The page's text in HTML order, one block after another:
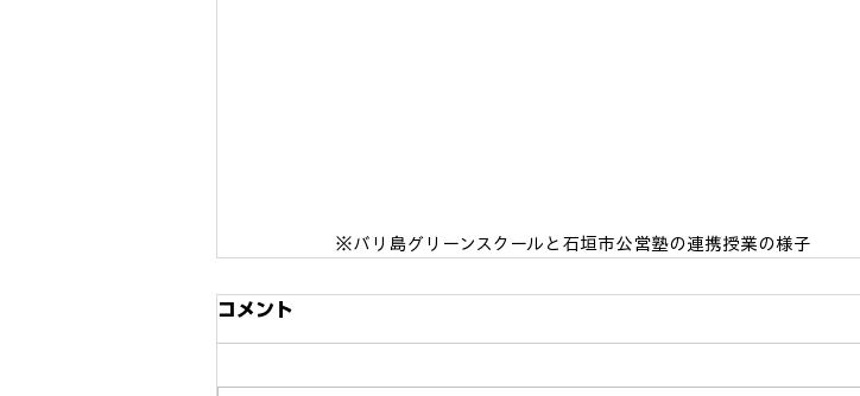
※バリ島グリーンスクールと石垣市公営塾の連携授業の様子
コメント